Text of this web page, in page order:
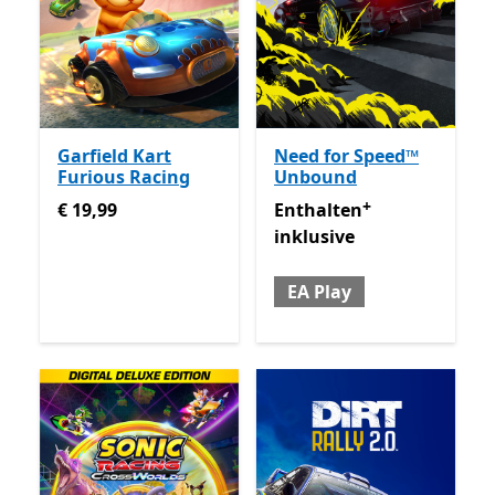
Garfield Kart
Furious Racing
€ 19,99
€ 19,99
Need for Speed™
Unbound
Enthalten inklusive EA Play
Enthalten+
inklusive
EA Play